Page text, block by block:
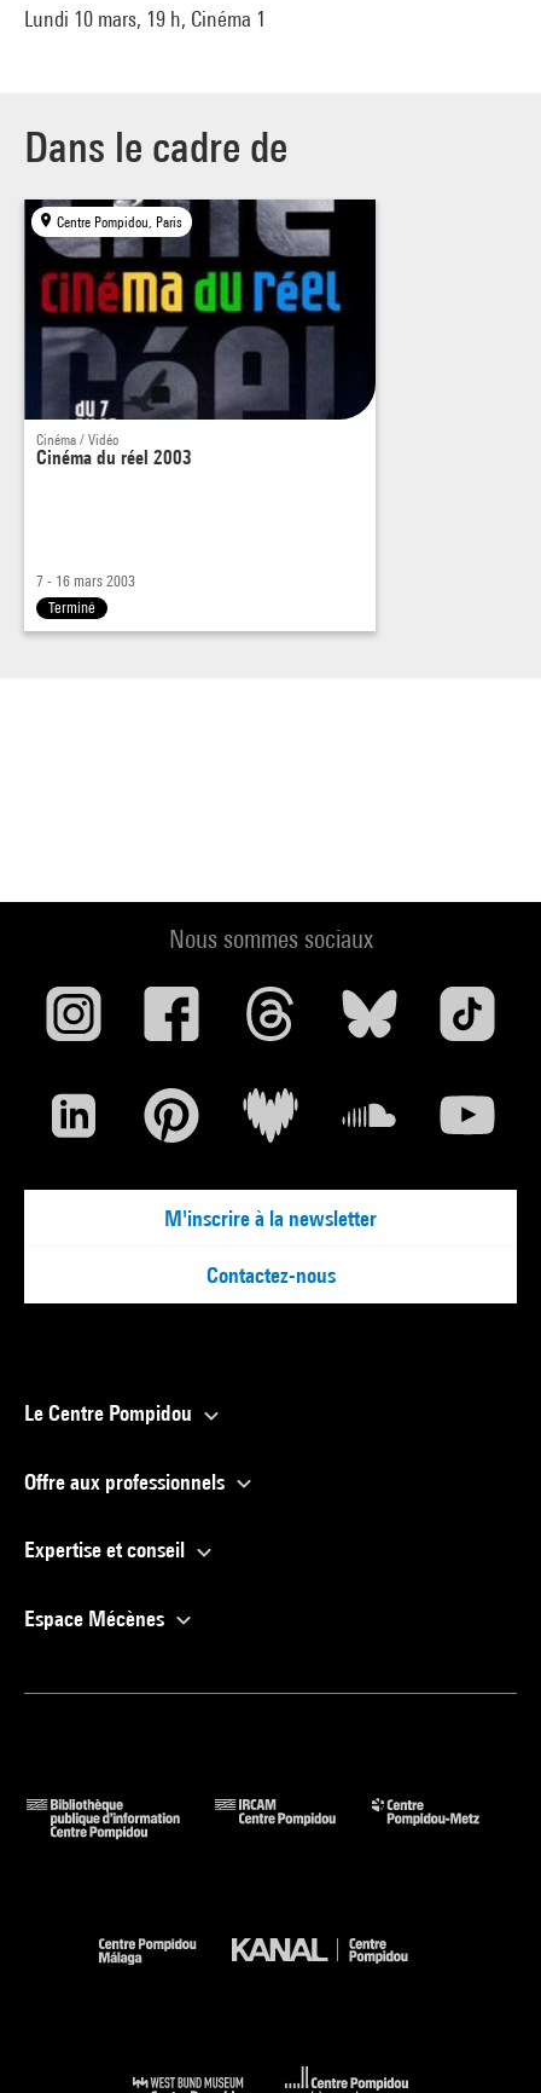
Lundi 10 mars, 19 h, Cinéma 1
Dans le cadre de
Centre Pompidou, Paris
Cinéma / Vidéo
Cinéma du réel 2003
7 - 16 mars 2003
Terminé
Nous sommes sociaux
M'inscrire à la newsletter
Contactez-nous
Le Centre Pompidou
Offre aux professionnels
Expertise et conseil
Espace Mécènes